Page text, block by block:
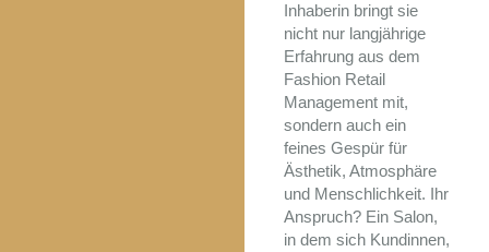
Inhaberin bringt sie
nicht nur langjährige
Erfahrung aus dem
Fashion Retail
Management mit,
sondern auch ein
feines Gespür für
Ästhetik, Atmosphäre
und Menschlichkeit. Ihr
Anspruch? Ein Salon,
in dem sich Kundinnen,